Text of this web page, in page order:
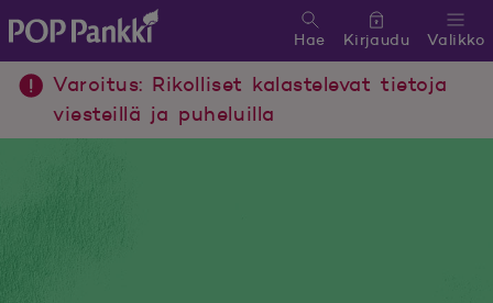
POP Pankki, etusivulle
Valikko
Hae Kirjaudu
Varoitus: Rikolliset kalastelevat tietoja
viesteillä ja puheluilla